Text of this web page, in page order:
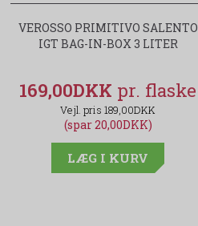
VEROSSO PRIMITIVO SALENTO
IGT BAG-IN-BOX 3 LITER
169,00DKK
189,00DKK
(spar 20,00DKK)
LÆG I KURV